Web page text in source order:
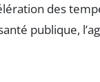
des
publique,